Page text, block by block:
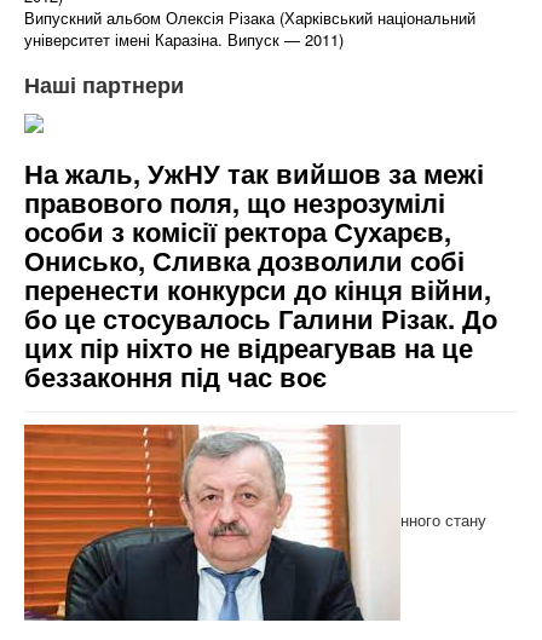
Випускний альбом Олексія Різака (Харківський національний
університет імені Каразіна. Випуск — 2011)
Наші партнери
На жаль, УжНУ так вийшов за межі
правового поля, що незрозумілі
особи з комісії ректора Сухарєв,
Онисько, Сливка дозволили собі
перенести конкурси до кінця війни,
бо це стосувалось Галини Різак. До
цих пір ніхто не відреагував на це
беззаконня під час воє
нного стану